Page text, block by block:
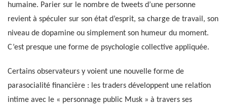
humaine. Parier sur le nombre de tweets d’une personne
revient à spéculer sur son état d’esprit, sa charge de travail, son
niveau de dopamine ou simplement son humeur du moment.
C’est presque une forme de psychologie collective appliquée.
Certains observateurs y voient une nouvelle forme de
parasocialité financière : les traders développent une relation
intime avec le « personnage public Musk » à travers ses